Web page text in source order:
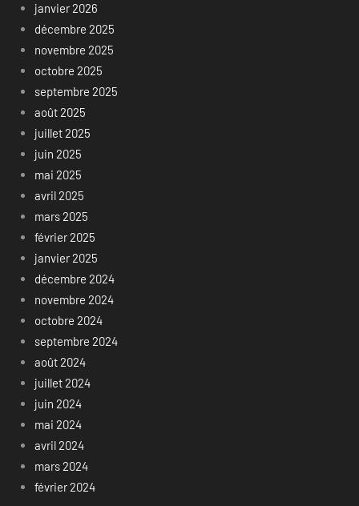
janvier 2026
décembre 2025
novembre 2025
octobre 2025
septembre 2025
août 2025
juillet 2025
juin 2025
mai 2025
avril 2025
mars 2025
février 2025
janvier 2025
décembre 2024
novembre 2024
octobre 2024
septembre 2024
août 2024
juillet 2024
juin 2024
mai 2024
avril 2024
mars 2024
février 2024